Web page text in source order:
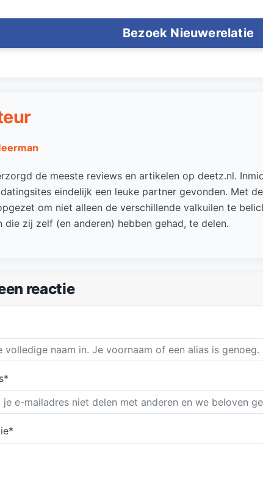
Bezoek Nieuwerelatie
de meeste reviews en artikelen op deetz.nl.
eindelijk een leuke partner gevonden. Met
om niet alleen de verschillende valkuilen te
die zij zelf (en anderen) hebben gehad, te delen.
reactie